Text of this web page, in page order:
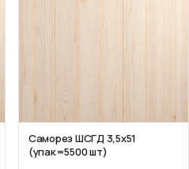
Саморез ШСГД 3,5х51
(упак=5500 шт)